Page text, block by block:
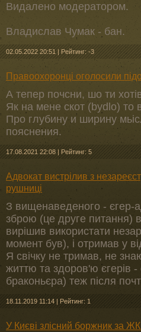
Видалено модератором.
Владислав Чумак - бан.
02.05.2022 20:51 | Рейтинг: -3
Правоохоронці оголосили
А тепер почсни, шо ти
Як на мене скот (bydlo) то
Про глубину и ширину
пояснения.
17.08.2021 22:08 | Рейтинг: 5
Адвокат вистрілив з
рушниці
З вищенаведеного - єгер-
зброю (це друге питання) в
вирішив використати
момент був), і отримав у
Я свічку не тримав, не
життю та здоров'ю єгерів -
браконьєра) теж після
18.11.2019 11:14| Рейтинг: 1
У Києві злісний боржник за